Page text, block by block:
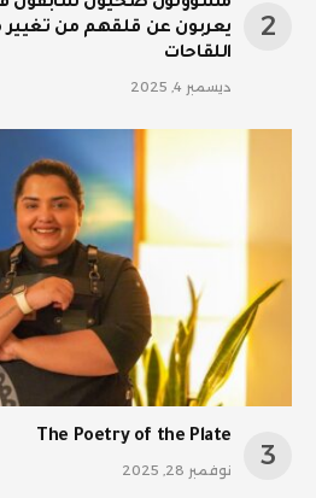
مسؤولون صحيون سابقون في
يعربون عن قلقهم من
اللقاحات
ديسمبر 4, 2025
The Poetry of the Plate
نوفمبر 28, 2025